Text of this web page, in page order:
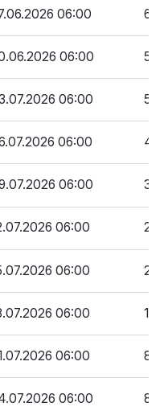
06:00
06:00
06:00
06:00
06:00
06:00
06:00
06:00
06:00 81
06:00 8